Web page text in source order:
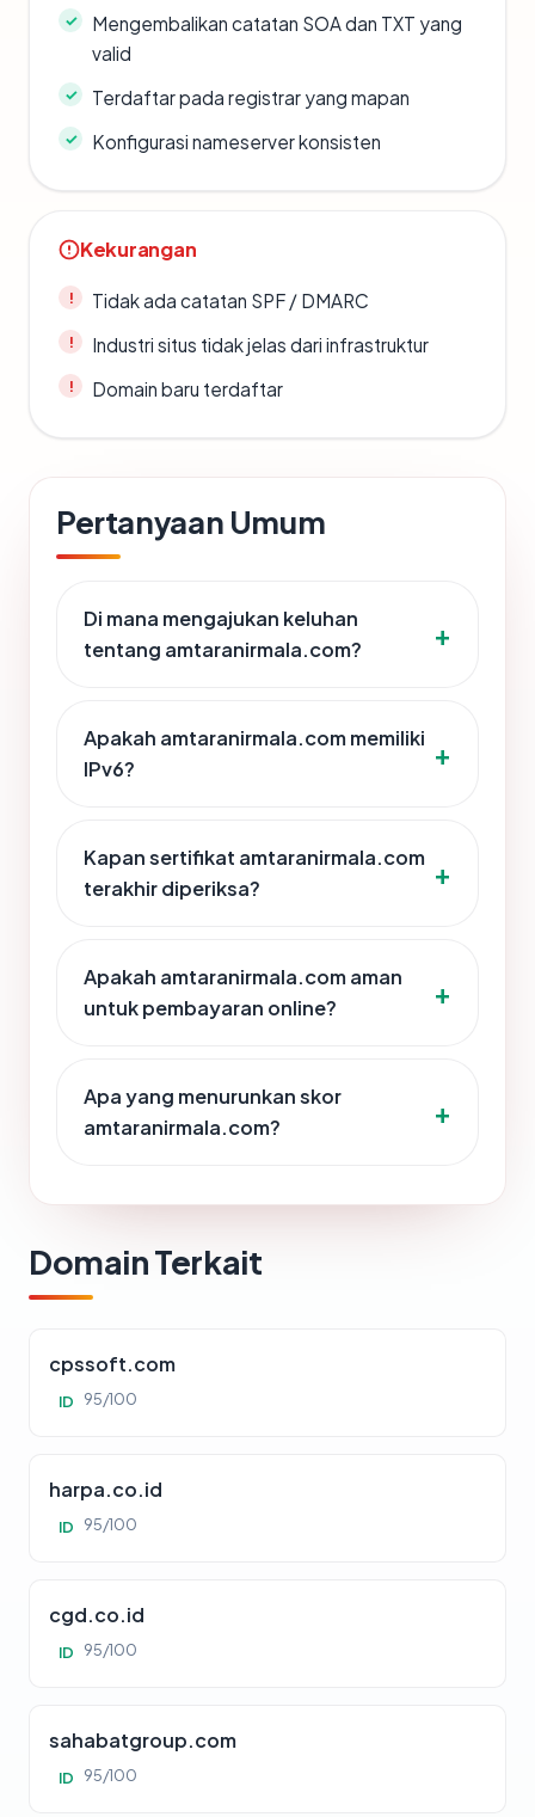
Mengembalikan catatan SOA dan TXT yang
valid
Terdaftar pada registrar yang mapan
Konfigurasi nameserver konsisten
Kekurangan
Tidak ada catatan SPF / DMARC
Industri situs tidak jelas dari infrastruktur
Domain baru terdaftar
Pertanyaan Umum
Di mana mengajukan keluhan
tentang amtaranirmala.com?
Apakah amtaranirmala.com memiliki
IPv6?
Kapan sertifikat amtaranirmala.com
terakhir diperiksa?
Apakah amtaranirmala.com aman
untuk pembayaran online?
Apa yang menurunkan skor
amtaranirmala.com?
Domain Terkait
cpssoft.com
ID 95/100
harpa.co.id
ID 95/100
cgd.co.id
ID 95/100
sahabatgroup.com
ID 95/100